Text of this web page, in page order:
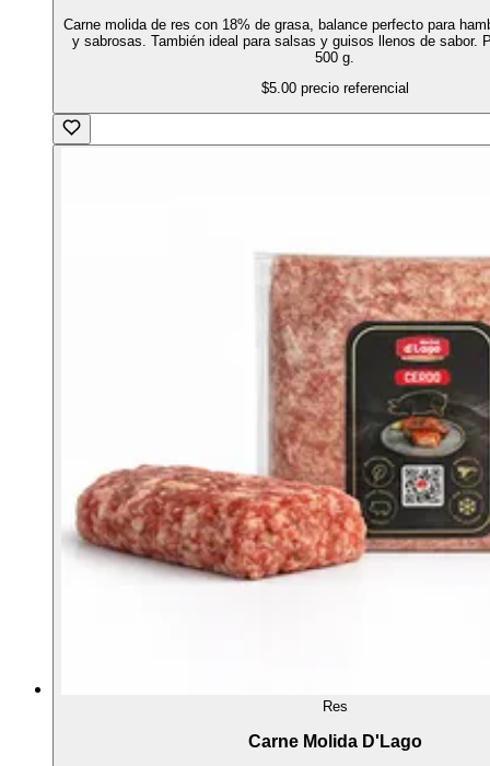
Carne molida de res con 18% de grasa, balance perfecto para
y sabrosas. También ideal para salsas y guisos llenos de sabor.
500 g.
$5.00 precio referencial
Res
Carne Molida D'Lago